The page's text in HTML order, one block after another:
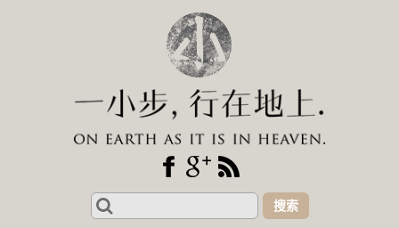
Search
for: